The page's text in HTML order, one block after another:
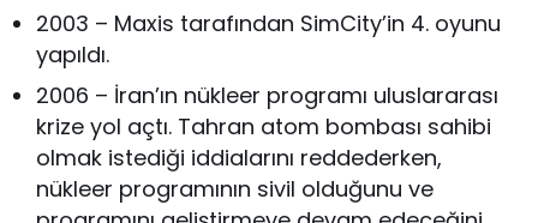
2003 – Maxis tarafından SimCity’in 4. oyunu
yapıldı.
2006 – İran’ın nükleer programı uluslararası
krize yol açtı. Tahran atom bombası sahibi
olmak istediği iddialarını reddederken,
nükleer programının sivil olduğunu ve